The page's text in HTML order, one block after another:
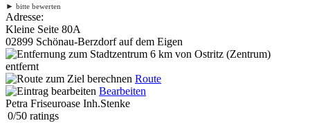
► bitte bewerten
Adresse:
Kleine Seite 80A
02899 Schönau-Berzdorf auf dem Eigen
6 km von Ostritz (Zentrum)
entfernt
Route
Bearbeiten
Petra Friseuroase Inh.Stenke
0/50 ratings